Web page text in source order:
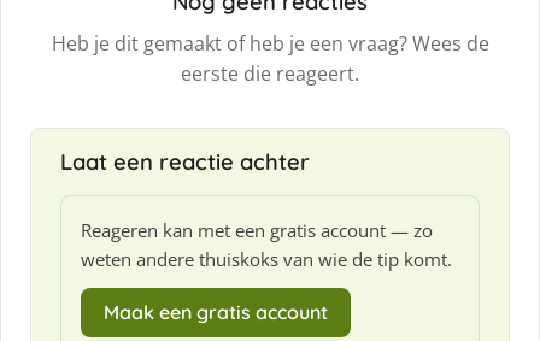
Heb je dit gemaakt of heb je een vraag? Wees de
eerste die reageert.
Laat een reactie achter
Reageren kan met een gratis account — zo
weten andere thuiskoks van wie de tip komt.
Maak een gratis account